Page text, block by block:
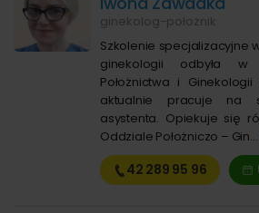
ginekolog-położnik
Szkolenie specjalizacyjne
ginekologii odbyła w
Położnictwa i
aktualnie pracuje na
asystenta. Opiekuje się
Oddziale Położniczo –
42 289 95 96